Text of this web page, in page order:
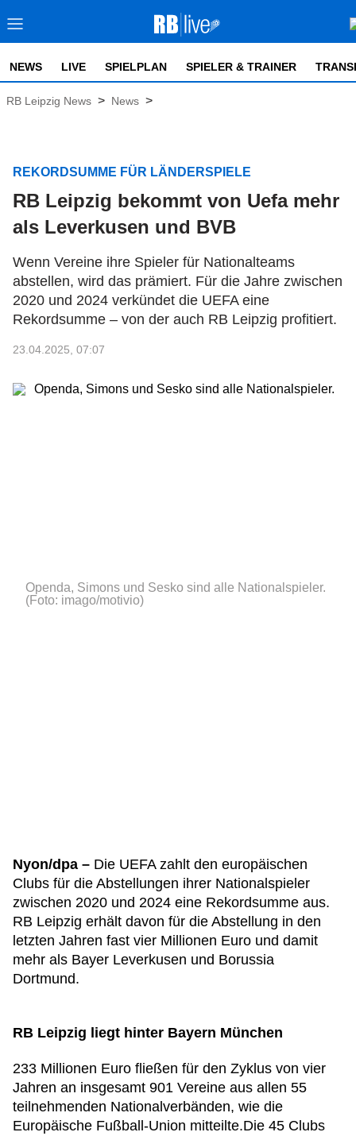
NEWS LIVE SPIELPLAN SPIELER & TRAINER
RB Leipzig News > News >
REKORDSUMME FÜR LÄNDERSPIELE
RB Leipzig bekommt von Uefa mehr
als Leverkusen und BVB
Wenn Vereine ihre Spieler für Nationalteams
abstellen, wird das prämiert. Für die Jahre zwischen
2020 und 2024 verkündet die UEFA eine
Rekordsumme – von der auch RB Leipzig profitiert.
23.04.2025, 07:07
Openda, Simons und Sesko sind alle Nationalspieler.
(Foto: imago/motivio)
Nyon/dpa – Die UEFA zahlt den europäischen
Clubs für die Abstellungen ihrer Nationalspieler
zwischen 2020 und 2024 eine Rekordsumme aus.
RB Leipzig erhält davon für die Abstellung in den
letzten Jahren fast vier Millionen Euro und damit
mehr als Bayer Leverkusen und Borussia
Dortmund.
RB Leipzig liegt hinter Bayern München
233 Millionen Euro fließen für den Zyklus von vier
Jahren an insgesamt 901 Vereine aus allen 55
teilnehmenden Nationalverbänden, wie die
Europäische Fußball-Union mitteilte.Die 45 Clubs